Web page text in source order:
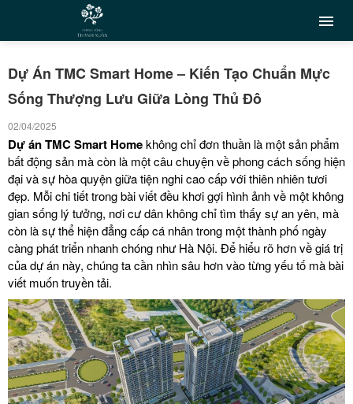
Dự Án TMC Smart Home – Kiến Tạo Chuẩn Mực
Sống Thượng Lưu Giữa Lòng Thủ Đô
02/04/2025
Dự ánTMC Smart Homekhông chỉ đơn thuần là một sản phẩm
bất động sản mà còn là một câu chuyện về phong cách sống hiện
đại và sự hòa quyện giữa tiện nghi cao cấp với thiên nhiên tươi
đẹp. Mỗi chi tiết trong bài viết đều khơi gợi hình ảnh về một không
gian sống lý tưởng, nơi cư dân không chỉ tìm thấy sự an yên, mà
còn là sự thể hiện đẳng cấp cá nhân trong một thành phố ngày
càng phát triển nhanh chóng như Hà Nội. Để hiểu rõ hơn về giá trị
của dự án này, chúng ta cần nhìn sâu hơn vào từng yếu tố mà bài
viết muốn truyền tải.